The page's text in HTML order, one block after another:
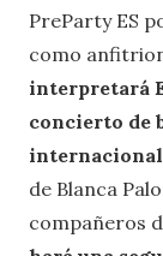
PreParty ES
como
interpretará
concierto de
de Blanca
compañeros